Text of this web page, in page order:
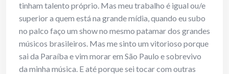
tinham talento próprio. Mas meu trabalho é igual ou/e
superior a quem está na grande mídia, quando eu subo
no palco faço um show no mesmo patamar dos grandes
músicos brasileiros. Mas me sinto um vitorioso porque
sai da Paraíba e vim morar em São Paulo e sobrevivo
da minha música. E até porque sei tocar com outras